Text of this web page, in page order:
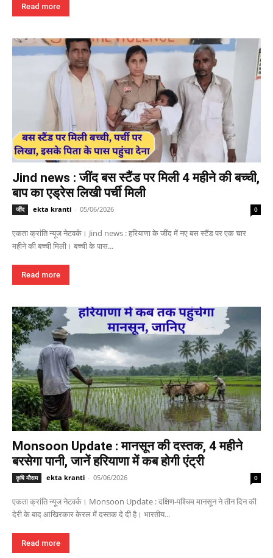
Read more
Jind news : जींद बस स्टैंड पर मिली 4 महीने की बच्ची,
बाप का एड्रेस लिखी पर्ची मिली
जींद ekta kranti - 05/06/2026 0
एकता क्रांति न्यूज नेटवर्क। Jind news : हरियाणा के जींद में नए बस स्टैंड पर एक चार
महीने की बच्ची मिली। बच्ची के पास...
Read more
Monsoon Update : मानसून की दस्तक, 4 महीने
बरसेगा पानी, जानें हरियाणा में कब होगी एंट्री
कृषि मौसम ekta kranti - 05/06/2026 0
एकता क्रांति न्यूज नेटवर्क। Monsoon Update : दक्षिण-पश्चिम मानसून ने तीन दिन की
देरी के बाद आखिरकार केरल में दस्तक दे दी है। भारतीय...
Read more